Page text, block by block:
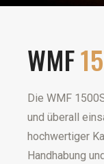
WMF
Die WMF
und überall
hochwertiger
Handhabung